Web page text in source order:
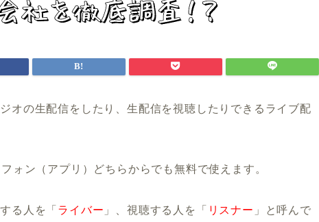
オの生配信をしたり、生配信を視聴したりできるライブ配
ォン（アプリ）どちらからでも無料で使えます。
る人を「 ライバー 」、視聴する人を「 リスナー 」と呼んで